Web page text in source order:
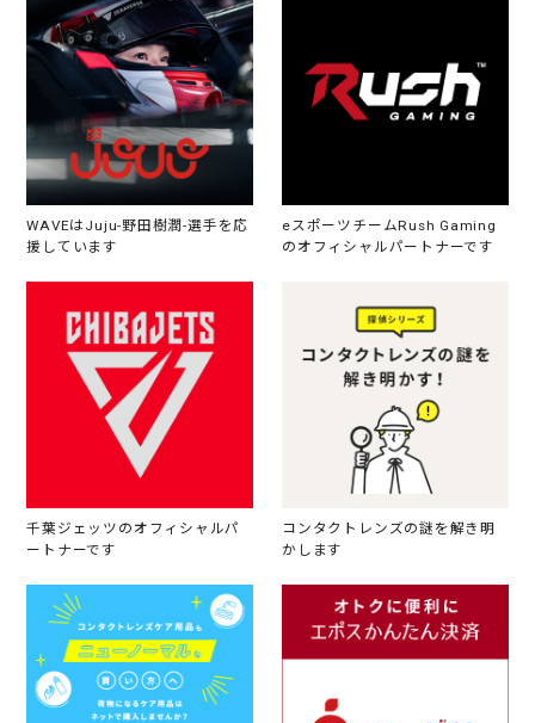
WAVEはJuju-野田樹潤-選手を応
援しています
eスポーツチームRush Gaming
のオフィシャルパートナーです
千葉ジェッツのオフィシャルパ
ートナーです
コンタクトレンズの謎を解き明
かします